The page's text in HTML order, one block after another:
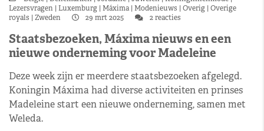
Lezersvragen Luxemburg Máxima Modenieuws Overig Overige
royals
Zweden 29 mrt 2025 2 reacties
Staatsbezoeken, Máxima nieuws en een
nieuwe onderneming voor Madeleine
Deze week zijn er meerdere staatsbezoeken afgelegd.
Koningin Máxima had diverse activiteiten en prinses
Madeleine start een nieuwe onderneming, samen met
Weleda.